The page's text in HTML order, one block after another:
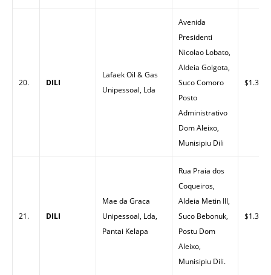
20. DILI
Lafaek Oil & Gas
Unipessoal, Lda
Avenida
Presidenti
Nicolao Lobato,
Aldeia Golgota,
Suco Comoro
Posto
Administrativo
Dom Aleixo,
Munisipiu Dili
$1.35
21. DILI
Mae da Graca
Unipessoal, Lda,
Pantai Kelapa
Rua Praia dos
Coqueiros,
Aldeia Metin III,
Suco Bebonuk,
Postu Dom
Aleixo,
Munisipiu Dili.
$1.30